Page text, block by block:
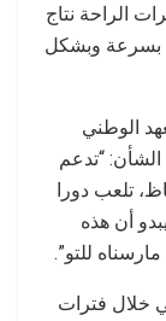
الراحة نتاج
بسرعة وبشكل
الوطني
الشأن: “تدعم
تلعب دورا
أن هذه
للتو”.
خلال فترات